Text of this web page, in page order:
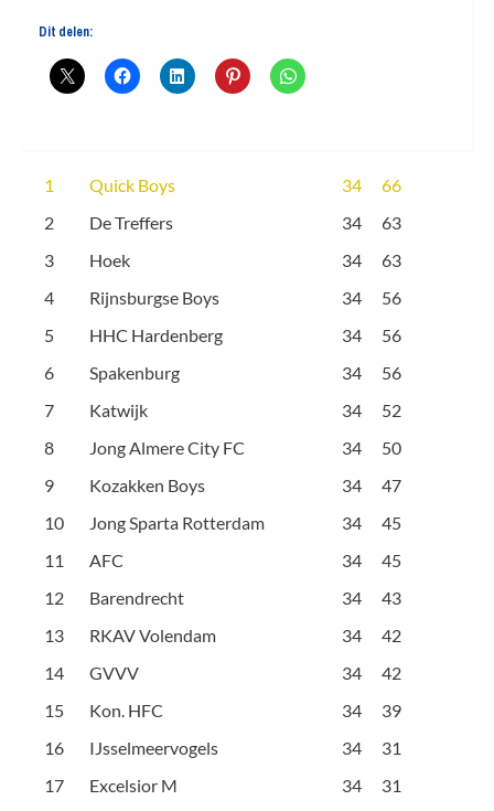
Dit delen:
1 Quick Boys 34
66
2
De Treffers 34
63
3
Hoek 34
63
4
Rijnsburgse Boys 34
56
5
HHC Hardenberg 34
56
6
Spakenburg 34
56
7
Katwijk 34
52
8
Jong Almere City FC 34
50
9
Kozakken Boys 34
47
10
Jong Sparta Rotterdam 34
45
11
AFC 34
45
12
Barendrecht 34
43
13
RKAV Volendam 34
42
14
GVVV 34
42
15
Kon. HFC 34
39
16
IJsselmeervogels 34
31
17
Excelsior M 34
31